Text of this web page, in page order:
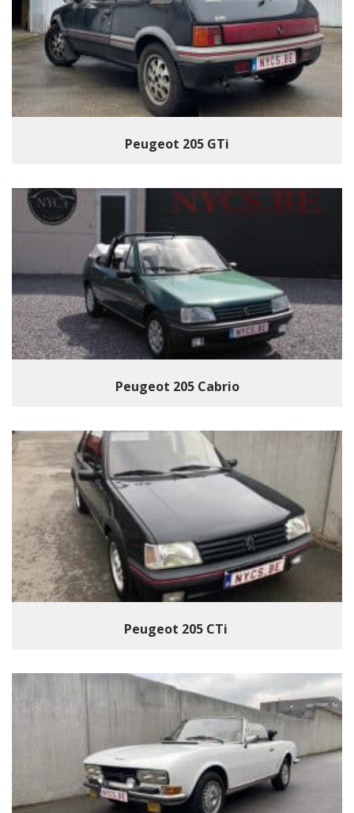
Peugeot 205 GTi
Peugeot 205 Cabrio
Peugeot 205 CTi